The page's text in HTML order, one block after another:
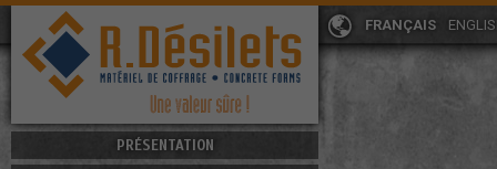
PRÉSENTATION
FRANÇAIS